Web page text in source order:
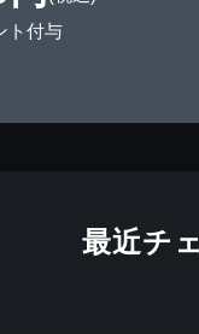
ト付与
最近チ